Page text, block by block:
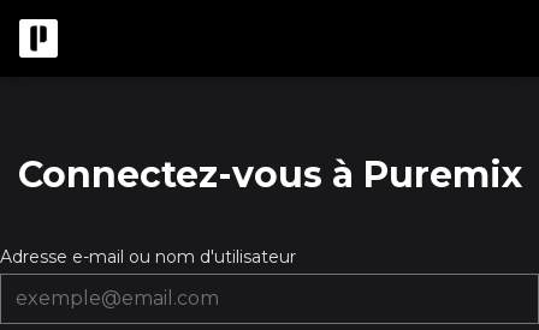
Connectez-vous à Puremix
Adresse e-mail ou nom d'utilisateur